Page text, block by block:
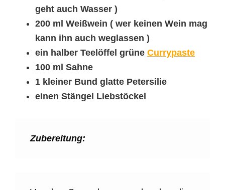
geht auch Wasser )
200 ml Weißwein ( wer keinen Wein mag
kann ihn auch weglassen )
ein halber Teelöffel grüne Currypaste
100 ml Sahne
1 kleiner Bund glatte Petersilie
einen Stängel Liebstöckel
Zubereitung: